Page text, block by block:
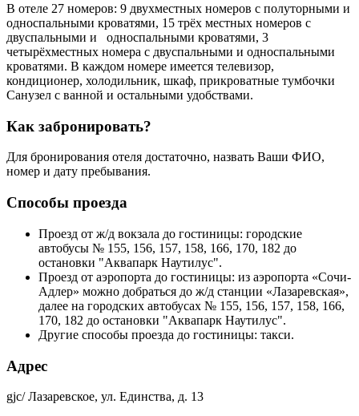
В отеле 27 номеров: 9 двухместных номеров с полуторными и
односпальными кроватями, 15 трёх местных номеров с
двуспальными и односпальными кроватями, 3
четырёхместных номера с двуспальными и односпальными
кроватями. В каждом номере имеется телевизор,
кондиционер, холодильник, шкаф, прикроватные тумбочки
Санузел с ванной и остальными удобствами.
Как забронировать?
Для бронирования отеля достаточно, назвать Ваши ФИО,
номер и дату пребывания.
Способы проезда
Проезд от ж/д вокзала до гостиницы: городские
автобусы № 155, 156, 157, 158, 166, 170, 182 до
остановки "Аквапарк Наутилус".
Проезд от аэропорта до гостиницы: из аэропорта «Сочи-
Адлер» можно добраться до ж/д станции «Лазаревская»,
далее на городских автобусах № 155, 156, 157, 158, 166,
170, 182 до остановки "Аквапарк Наутилус".
Другие способы проезда до гостиницы: такси.
Адрес
gjc/ Лазаревское, ул. Единства, д. 13